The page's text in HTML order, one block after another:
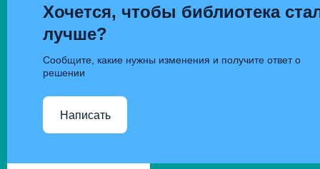
Хочется, чтобы библиотека
лучше?
Сообщите, какие нужны изменения и получите ответ о
решении
Написать